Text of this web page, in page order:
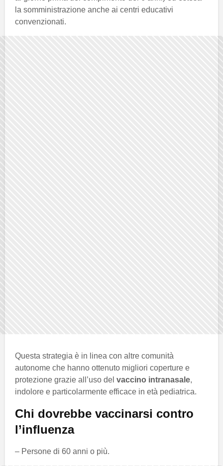
la somministrazione anche ai centri educativi
convenzionati.
Questa strategia è in linea con altre comunità
autonome che hanno ottenuto migliori coperture e
protezione grazie all’uso del vaccino intranasale,
indolore e particolarmente efficace in età pediatrica.
Chi dovrebbe vaccinarsi contro
l’influenza
– Persone di 60 anni o più.